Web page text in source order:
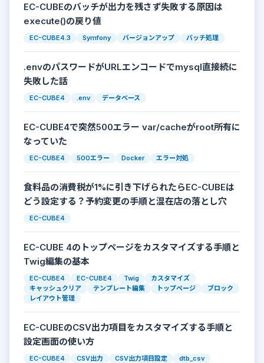
EC-CUBEのバッチが出力を残さず失敗する原因は
execute()の戻り値
EC-CUBE4.3 Symfony バージョンアップ バッチ処理
.envのパスワードがURLエンコードでmysql直接続に
失敗した話
EC-CUBE4 .env データベース
EC-CUBE4で突然500エラー var/cacheがroot所有に
なっていた
EC-CUBE4 500エラー Docker エラー対処
食料品の消費税が1%に引き下げられたらEC-CUBEは
どう設定する？予約変更の手順と混在店の落とし穴
EC-CUBE4
EC-CUBE 4のトップページをカスタマイズする手順と
Twig編集の基本
EC-CUBE4 EC-CUBE4 Twig
カスタマイズ
キャッシュクリア
テンプレート編集 トップページ
ブロック
レイアウト管理
EC-CUBEのCSV出力項目をカスタマイズする手順と
設定画面の使い方
EC-CUBE4 CSV出力 CSV出力項目設定
dtb_csv